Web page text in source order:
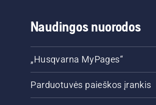
Naudingos nuorodos
„Husqvarna MyPages“
Parduotuvės paieškos įrankis